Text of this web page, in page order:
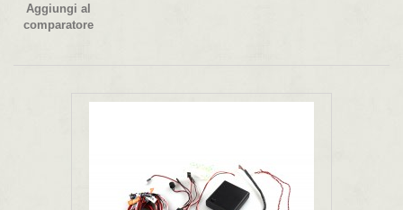
Aggiungi al
comparatore